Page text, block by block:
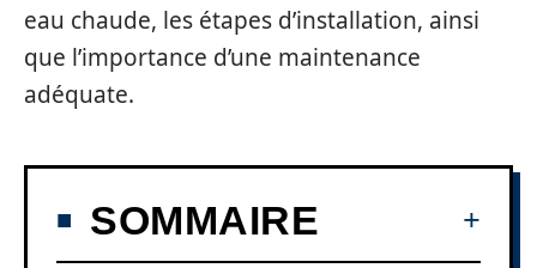
eau chaude, les étapes d’installation, ainsi
que l’importance d’une maintenance
adéquate.
SOMMAIRE